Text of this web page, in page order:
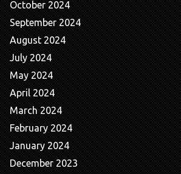
October 2024
September 2024
August 2024
July 2024
May 2024
April 2024
March 2024
February 2024
January 2024
December 2023